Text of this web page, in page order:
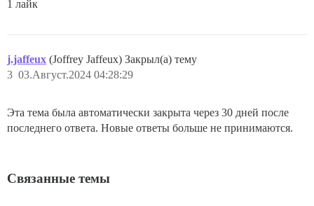
1 лайк
j.jaffeux (Joffrey Jaffeux) Закрыл(а) тему
03.Август.2024 04:28:29
3
Эта тема была автоматически закрыта через 30 дней после
последнего ответа. Новые ответы больше не принимаются.
Связанные темы